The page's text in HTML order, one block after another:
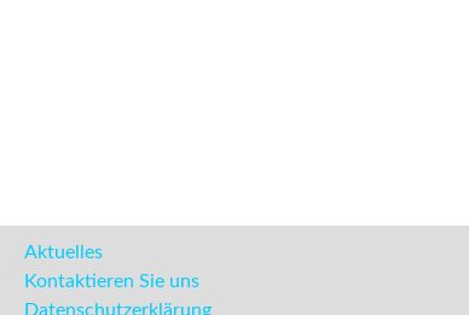
Aktuelles
Kontaktieren Sie uns
Datenschutzerklärung